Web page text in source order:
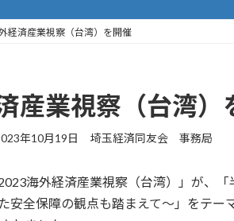
経済産業視察（台湾）を開催
産業視察（台湾）
年10月19日 埼玉経済同友会 事務局
海外経済産業視察（台湾）」が、
安全保障の観点も踏まえて～」をテー